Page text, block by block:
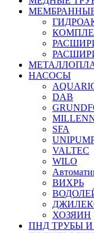
НАСОСЫ
DAB
SFA
VALTEC
WILO
ВИХРЬ
ХОЗЯИН
ПНД ТРУБЫ